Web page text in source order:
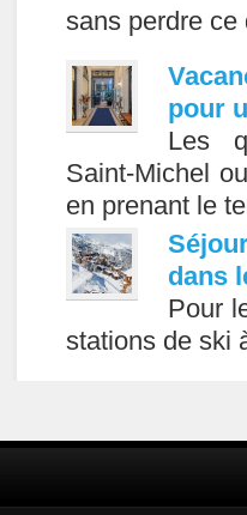
sans perdre ce
pour
Les
Saint-Michel
en prenant le
dans
Pour
stations de ski